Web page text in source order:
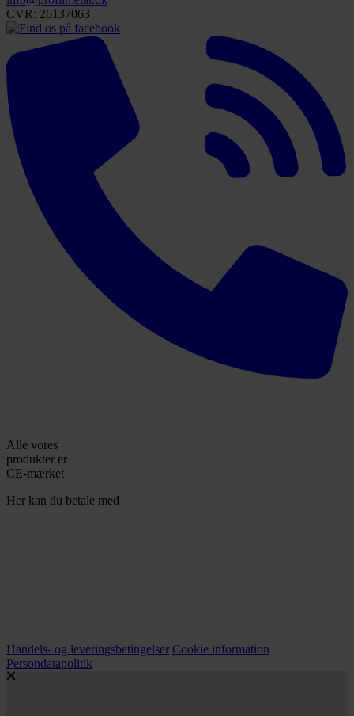
CVR: 26137063
Alle vores
produkter er
CE-mærket
Her kan du betale med
Handels- og leveringsbetingelser Cookie information
Persondatapolitik